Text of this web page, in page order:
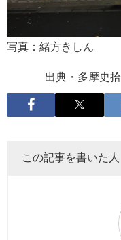
写真：緒方きしん
出典・多摩史
この記事を書いた人